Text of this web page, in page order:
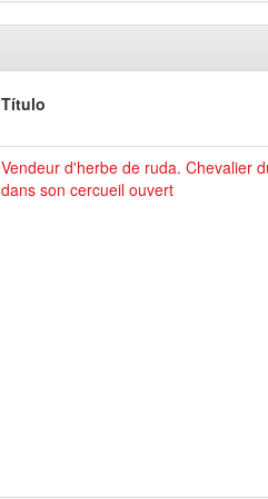
Título
Vendeur d'herbe de ruda. Chevalier
dans son cercueil ouvert